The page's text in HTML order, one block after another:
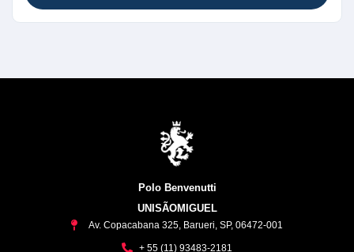
Polo Benvenutti
UNISÃOMIGUEL
Av. Copacabana 325, Barueri, SP, 06472-001
+ 55 (11) 93483-2181